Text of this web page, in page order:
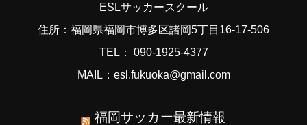
ESLサッカースクール
住所：福岡県福岡市博多区諸岡5丁目16-17-506
TEL： 090-1925-4377
MAIL：esl.fukuoka@gmail.com
福岡サッカー最新情報